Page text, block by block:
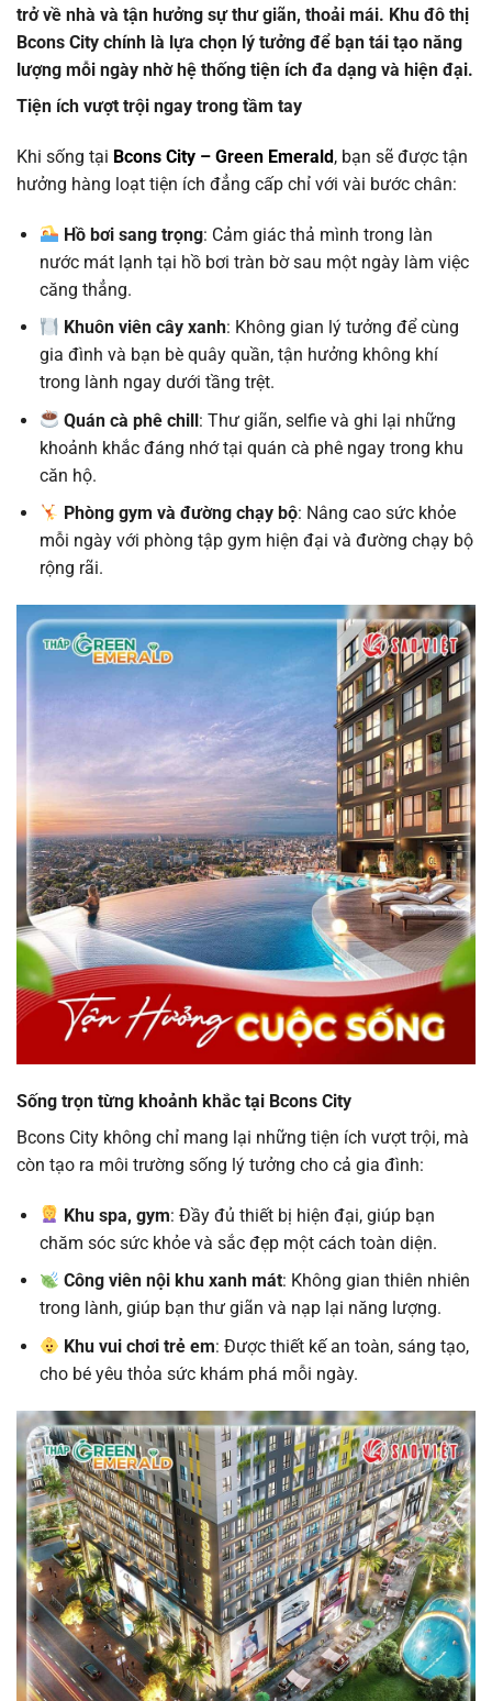
trở về nhà và tận hưởng sự thư giãn, thoải mái. Khu đô thị
Bcons City chính là lựa chọn lý tưởng để bạn tái tạo năng
lượng mỗi ngày nhờ hệ thống tiện ích đa dạng và hiện đại.
Tiện ích vượt trội ngay trong tầm tay
Khi sống tại Bcons City – Green Emerald, bạn sẽ được tận
hưởng hàng loạt tiện ích đẳng cấp chỉ với vài bước chân:
Hồ bơi sang trọng: Cảm giác thả mình trong làn
nước mát lạnh tại hồ bơi tràn bờ sau một ngày làm việc
căng thẳng.
Khuôn viên cây xanh: Không gian lý tưởng để cùng
gia đình và bạn bè quây quần, tận hưởng không khí
trong lành ngay dưới tầng trệt.
Quán cà phê chill: Thư giãn, selfie và ghi lại những
khoảnh khắc đáng nhớ tại quán cà phê ngay trong khu
căn hộ.
Phòng gym và đường chạy bộ: Nâng cao sức khỏe
mỗi ngày với phòng tập gym hiện đại và đường chạy bộ
rộng rãi.
Sống trọn từng khoảnh khắc tại Bcons City
Bcons City không chỉ mang lại những tiện ích vượt trội, mà
còn tạo ra môi trường sống lý tưởng cho cả gia đình:
Khu spa, gym: Đầy đủ thiết bị hiện đại, giúp bạn
chăm sóc sức khỏe và sắc đẹp một cách toàn diện.
Công viên nội khu xanh mát: Không gian thiên nhiên
trong lành, giúp bạn thư giãn và nạp lại năng lượng.
Khu vui chơi trẻ em: Được thiết kế an toàn, sáng tạo,
cho bé yêu thỏa sức khám phá mỗi ngày.